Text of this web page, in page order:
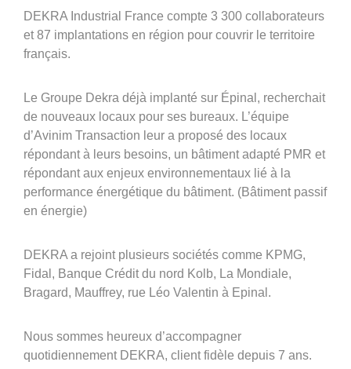
Découvrir Avinim
Ensemble en confiance
03 29 22 30 00
Lundi au vendredi ( 8h00 – 17h00 )
03 29 29 09 97
DEKRA Industrial France compte 3 300 collaborateurs
et 87 implantations en région pour couvrir le territoire
français.
Le Groupe Dekra déjà implanté sur Épinal, recherchait
de nouveaux locaux pour ses bureaux. L’équipe
d’Avinim Transaction leur a proposé des locaux
répondant à leurs besoins, un bâtiment adapté PMR et
répondant aux enjeux environnementaux lié à la
performance énergétique du bâtiment. (Bâtiment passif
en énergie)
DEKRA a rejoint plusieurs sociétés comme KPMG,
Fidal, Banque Crédit du nord Kolb, La Mondiale,
Bragard, Mauffrey, rue Léo Valentin à Epinal.
Nous sommes heureux d’accompagner
quotidiennement DEKRA, client fidèle depuis 7 ans.